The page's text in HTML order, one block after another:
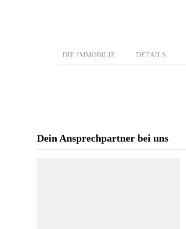
DIE IMMOBILIE DETAILS
Dein Ansprechpartner bei uns